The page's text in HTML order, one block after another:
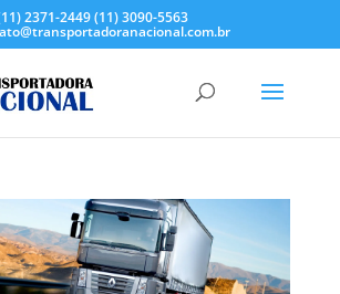
2371-2449(11) 3090-5563